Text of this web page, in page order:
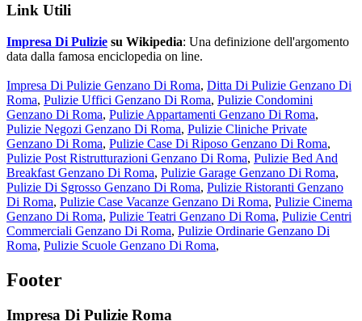
Link Utili
Impresa Di Pulizie su Wikipedia: Una definizione dell'argomento
data dalla famosa enciclopedia on line.
Impresa Di Pulizie Genzano Di Roma, Ditta Di Pulizie Genzano Di
Roma, Pulizie Uffici Genzano Di Roma, Pulizie Condomini
Genzano Di Roma, Pulizie Appartamenti Genzano Di Roma,
Pulizie Negozi Genzano Di Roma, Pulizie Cliniche Private
Genzano Di Roma, Pulizie Case Di Riposo Genzano Di Roma,
Pulizie Post Ristrutturazioni Genzano Di Roma, Pulizie Bed And
Breakfast Genzano Di Roma, Pulizie Garage Genzano Di Roma,
Pulizie Di Sgrosso Genzano Di Roma, Pulizie Ristoranti Genzano
Di Roma, Pulizie Case Vacanze Genzano Di Roma, Pulizie Cinema
Genzano Di Roma, Pulizie Teatri Genzano Di Roma, Pulizie Centri
Commerciali Genzano Di Roma, Pulizie Ordinarie Genzano Di
Roma, Pulizie Scuole Genzano Di Roma,
Footer
Impresa Di Pulizie Roma